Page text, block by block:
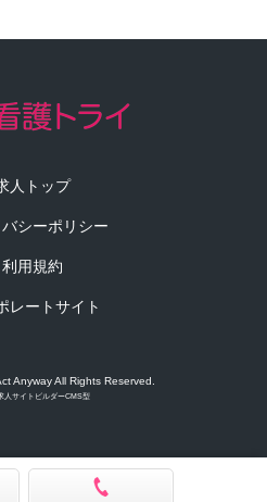
人トップ
シーポリシー
利用規約
レートサイト
Anyway All Rights Reserved.
人サイトビルダーCMS型